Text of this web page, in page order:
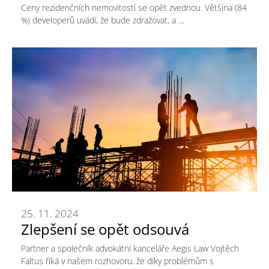
Ceny rezidenčních nemovitostí se opět zvednou. Většina (84
%) developerů uvádí, že bude zdražovat, a …
Zlepšení se opět odsouvá
25. 11. 2024
Partner a společník advokátní kanceláře Aegis Law Vojtěch
Faltus říká v našem rozhovoru, že díky problémům s